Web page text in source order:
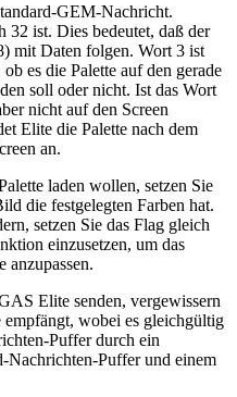
GEM-Nachricht.
32 ist. Dies bedeutet, daß der
mit Daten folgen. Wort 3 ist
es die Palette auf den gerade
soll oder nicht. Ist das Wort
nicht auf den Screen
Elite die Palette nach dem
an.
laden wollen, setzen Sie
die festgelegten Farben hat.
setzen Sie das Flag gleich
einzusetzen, um das
anzupassen.
Elite senden, vergewissern
wobei es gleichgültig
Puffer durch ein
Nachrichten-Puffer und einem